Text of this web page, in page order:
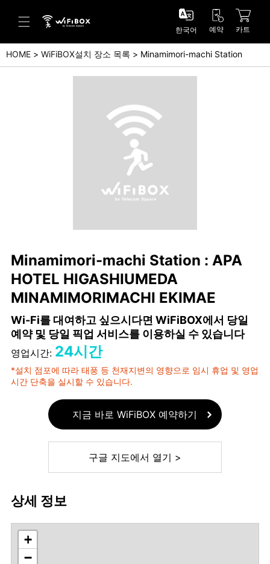
도움말/문의
고객 센터 (English)
한국어 예약 카트
HOME WiFiBOX설치 장소 목록 Minamimori-machi Station
Minamimori-machi Station : APA
HOTEL HIGASHIUMEDA
MINAMIMORIMACHI EKIMAE
Wi-Fi를 대여하고 싶으시다면 WiFiBOX에서 당일
예약 및 당일 픽업 서비스를 이용하실 수 있습니다
영업시간: 24시간
*설치 점포에 따라 태풍 등 천재지변의 영향으로 임시 휴업 및 영업
시간 단축을 실시할 수 있습니다.
지금 바로 WiFiBOX 예약하기
구글 지도에서 열기 >
상세 정보
+
−